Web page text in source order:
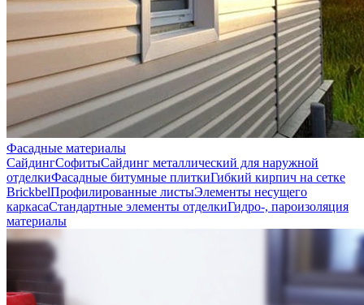
Фасадные материалы
СайдингСофитыСайдинг металлический для наружной
отделкиФасадные битумные плиткиГибкий кирпич на сетке
BrickbelПрофилированные листыЭлементы несущего
каркасаСтандартные элементы отделкиГидро-, пароизоляция
материалы